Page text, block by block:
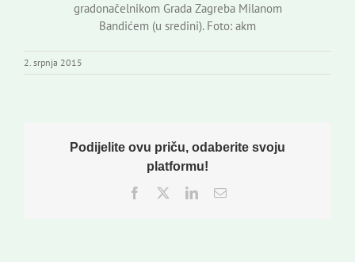
gradonačelnikom Grada Zagreba Milanom
Bandićem (u sredini). Foto: akm
2. srpnja 2015
Podijelite ovu priču, odaberite svoju
platformu!
Facebook
TwitterLinkedInEmail: